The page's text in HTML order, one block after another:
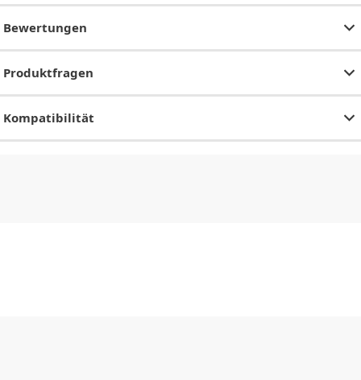
Bewertungen
Produktfragen
Kompatibilität